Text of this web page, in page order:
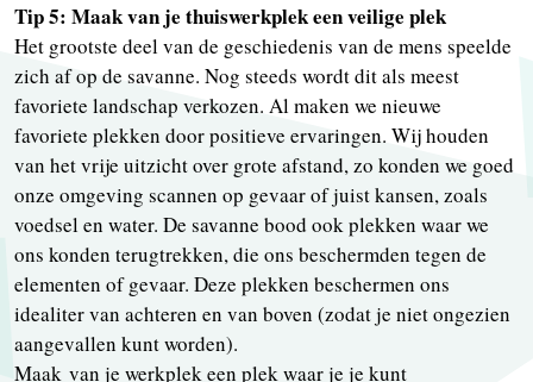
Tip 5: Maak van je thuiswerkplek een veilige plek
Het grootste deel van de geschiedenis van de mens speelde
zich af op de savanne. Nog steeds wordt dit als meest
favoriete landschap verkozen. Al maken we nieuwe
favoriete plekken door positieve ervaringen. Wij houden
van het vrije uitzicht over grote afstand, zo konden we goed
onze omgeving scannen op gevaar of juist kansen, zoals
voedsel en water. De savanne bood ook plekken waar we
ons konden terugtrekken, die ons beschermden tegen de
elementen of gevaar. Deze plekken beschermen ons
idealiter van achteren en van boven (zodat je niet ongezien
aangevallen kunt worden).
Maak van je werkplek een plek waar je je kunt